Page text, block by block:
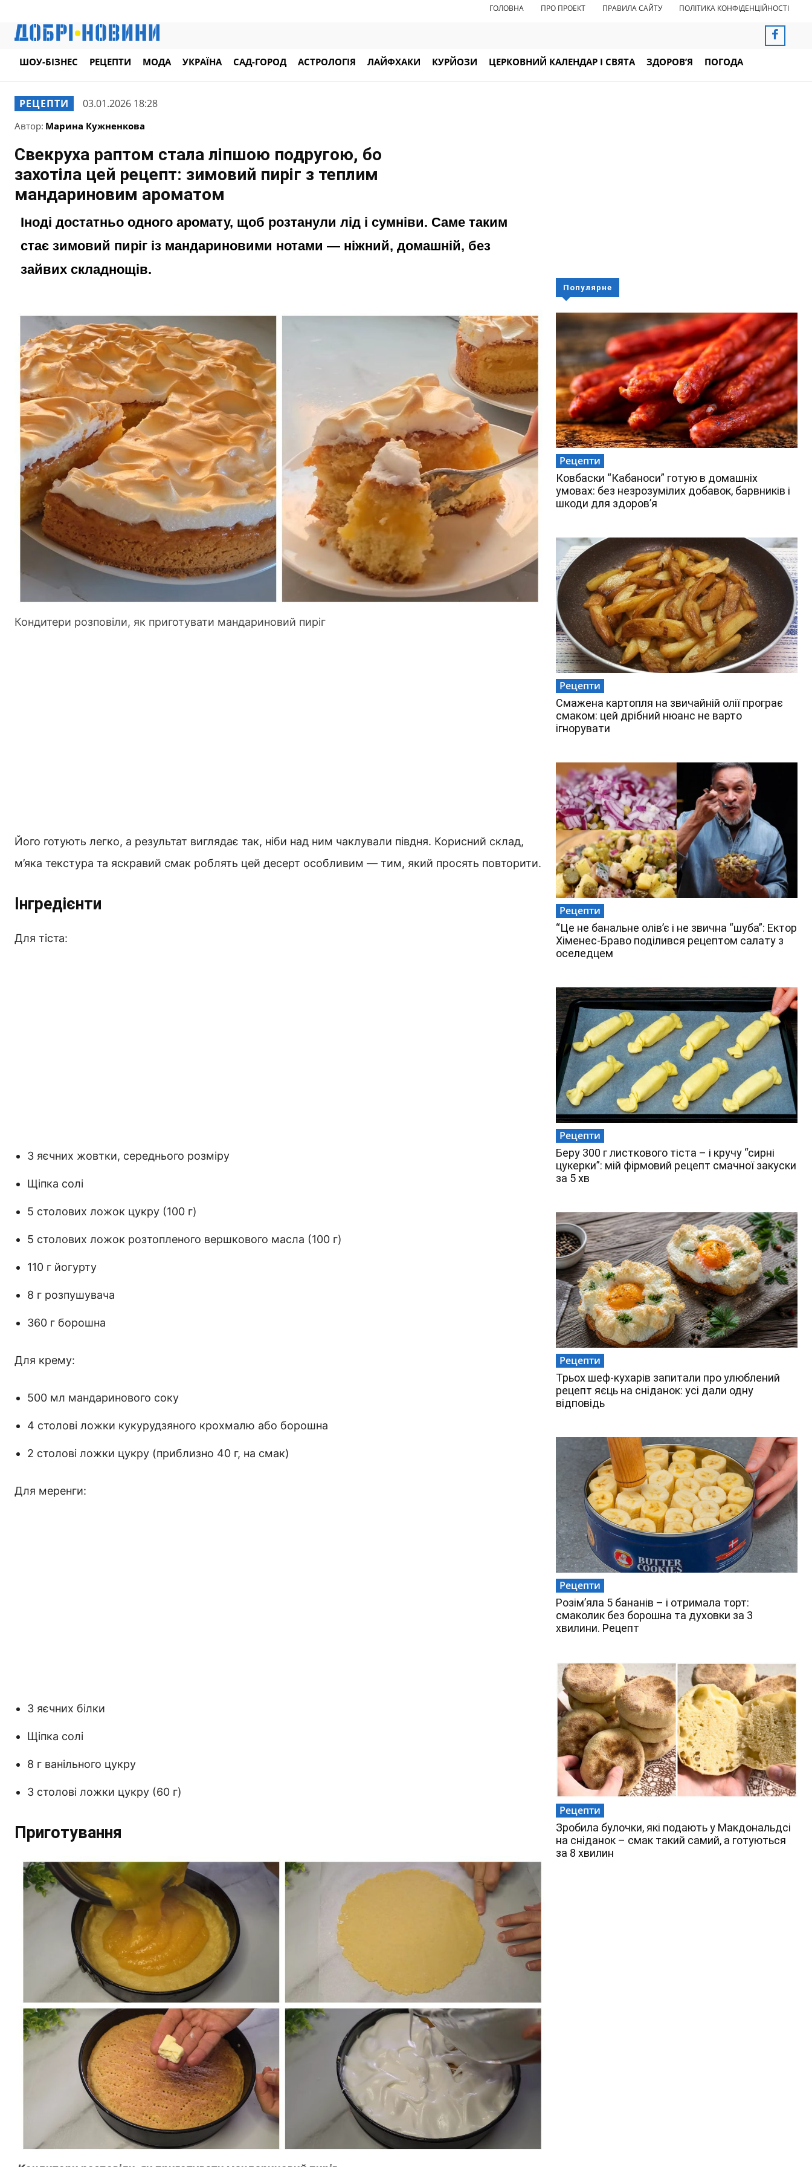
ГОЛОВНА ПРО ПРОЕКТ ПРАВИЛА САЙТУ ПОЛІТИКА КОНФІДЕНЦІЙНОСТІ
ШОУ-БІЗНЕС РЕЦЕПТИ МОДА УКРАЇНА САД-ГОРОД АСТРОЛОГІЯ ЛАЙФХАКИ КУРЙОЗИ ЦЕРКОВНИЙ КАЛЕНДАР І СВЯТА ЗДОРОВ’Я ПОГОДА
РЕЦЕПТИ 03.01.2026 18:28
Автор: Марина Кужненкова
Свекруха раптом стала ліпшою подругою, бо
захотіла цей рецепт: зимовий пиріг з теплим
мандариновим ароматом
Іноді достатньо одного аромату, щоб розтанули лід і сумніви. Саме таким
стає зимовий пиріг із мандариновими нотами — ніжний, домашній, без
зайвих складнощів.
Кондитери розповіли, як приготувати мандариновий пиріг
Його готують легко, а результат виглядає так, ніби над ним чаклували півдня. Корисний склад,
м’яка текстура та яскравий смак роблять цей десерт особливим — тим, який просять повторити.
Інгредієнти
Для тіста:
3 яєчних жовтки, середнього розміру
Щіпка солі
5 столових ложок цукру (100 г)
5 столових ложок розтопленого вершкового масла (100 г)
110 г йогурту
8 г розпушувача
360 г борошна
Для крему:
500 мл мандаринового соку
4 столові ложки кукурудзяного крохмалю або борошна
2 столові ложки цукру (приблизно 40 г, на смак)
Для меренги:
3 яєчних білки
Щіпка солі
8 г ванільного цукру
3 столові ложки цукру (60 г)
Приготування
Популярне
Рецепти
Ковбаски “Кабаноси” готую в домашніх
умовах: без незрозумілих добавок, барвників і
шкоди для здоров’я
Рецепти
Смажена картопля на звичайній олії програє
смаком: цей дрібний нюанс не варто
ігнорувати
Рецепти
“Це не банальне олів’є і не звична “шуба”: Ектор
Хіменес-Браво поділився рецептом салату з
оселедцем
Рецепти
Беру 300 г листкового тіста – і кручу “сирні
цукерки”: мій фірмовий рецепт смачної закуски
за 5 хв
Рецепти
Трьох шеф-кухарів запитали про улюблений
рецепт яєць на сніданок: усі дали одну
відповідь
Рецепти
Розім’яла 5 бананів – і отримала торт:
смаколик без борошна та духовки за 3
хвилини. Рецепт
Рецепти
Зробила булочки, які подають у Макдональдсі
на сніданок – смак такий самий, а готуються
за 8 хвилин